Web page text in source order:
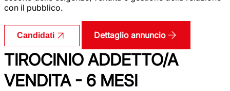
con il pubblico.
Candidati Dettaglio annuncio
TIROCINIO ADDETTO/A
VENDITA - 6 MESI